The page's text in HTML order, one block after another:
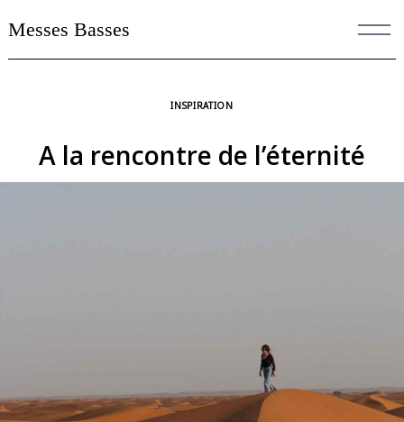
to
content
Messes Basses
INSPIRATION
A la rencontre de l’éternité